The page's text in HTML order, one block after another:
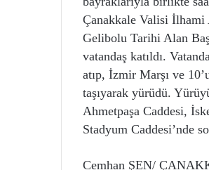
Çanakkale Valisi İlhami
Gelibolu Tarihi Alan
vatandaş katıldı.
atıp, İzmir Marşı ve
taşıyarak yürüdü.
Ahmetpaşa Caddesi,
Stadyum Caddesi’nde
Cemhan ŞEN/